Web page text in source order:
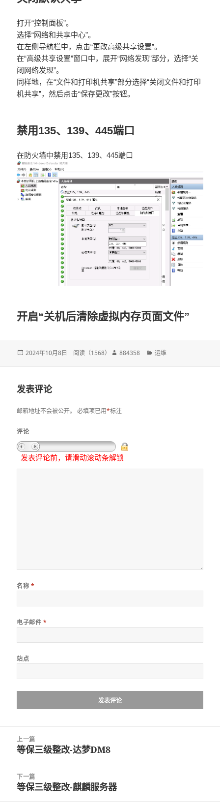
打开“控制面板”。
选择“网络和共享中心”。
在左侧导航栏中，点击“更改高级共享设置”。
在“高级共享设置”窗口中，展开“网络发现”部分，选择“关
闭网络发现”。
同样地，在“文件和打印机共享”部分选择“关闭文件和打印
机共享”，然后点击“保存更改”按钮。
禁用135、139、445端口
在防火墙中禁用135、139、445端口
开启“关机后清除虚拟内存页面文件”
发
2024年10月8日 阅读（1568）
作
884358
分
运维
发表评论
邮箱地址不会被公开。 必填项已用*标注
评论
发表评论前，请滑动滚动条解锁
名称 *
电子邮件 *
站点
上一篇
上
文
章：
等保三级整改-达梦DM8
下一篇
下
等保三级整改-麒麟服务器